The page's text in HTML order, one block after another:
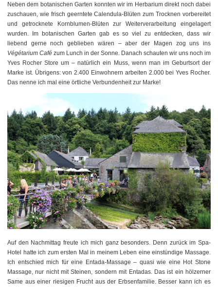
Neben dem botanischen Garten konnten wir im Herbarium direkt noch dabei
zuschauen, wie frisch geerntete Calendula-Blüten zum Trocknen vorbereitet
und getrocknete Kornblumen-Blüten zur Weiterverarbeitung eingelagert
wurden. Im botanischen Garten gab es so viel zu entdecken, dass wir
liebend gerne noch geblieben wären – aber der Magen zog uns ins
Végétarium Café zum Lunch in der Sonne. Danach schauten wir uns noch im
Yves Rocher Store um – natürlich ein Muss, wenn man im Geburtsort der
Marke ist. Übrigens: von 2.400 Einwohnern arbeiten 2.000 bei Yves Rocher.
Das nenne ich mal eine örtliche Verbundenheit zur Marke!
Auf den Nachmittag freute ich mich ganz besonders. Denn zurück im Spa-
Hotel hatte ich zum ersten Mal in meinem Leben eine einstündige Massage.
Ich entschied mich für eine Entada-Massage – quasi wie eine Hot Stone
Massage, nur nicht mit Steinen, sondern mit Entadas. Das ist ein hölzerner
Same aus einer riesigen Frucht aus der Erbsenfamilie. Besser kann ich es